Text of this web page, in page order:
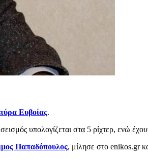
Ευβοίας.
υπολογίζεται στα 5 ρίχτερ, ενώ έχουν
Παπαδόπουλος, μίλησε στο enikos.gr